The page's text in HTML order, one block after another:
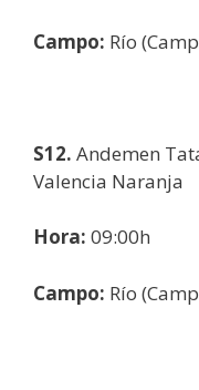
Campo: Río
S12. Andemen
Valencia Naranja
Hora: 09:00h
Campo: Río